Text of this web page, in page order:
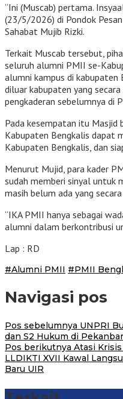
“Ini (Muscab) pertama.
(23/5/2026) di Pondok
Sahabat Mujib Rizki.
Terkait Muscab tersebut,
seluruh alumni PMII se-
alumni kampus di kabupaten
diluar kabupaten yang
pengkaderan sebelumnya di
Pada kesempatan itu Masjid
Kabupaten Bengkalis dapat
Kabupaten Bengkalis, dan
Menurut Mujid, para kader
sudah memberi sinyal untuk
masih belum ada yang
“IKA PMII hanya sebagai
alumni dalam berkontribusi
Lap : RD
#Alumni PMII #PMII
Navigasi pos
Pos sebelumnya UNPRI
dan S2 Hukum di
Pos berikutnya Atasi
LLDIKTI XVII Kawal
Baru UIR